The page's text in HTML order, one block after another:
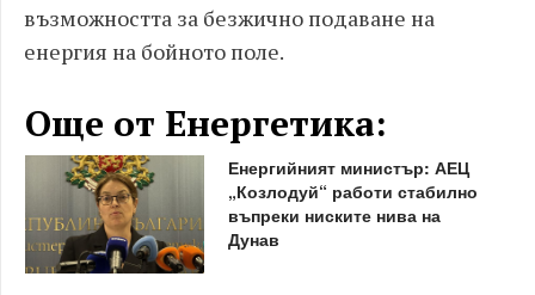
възможността за безжично подаване на
енергия на бойното поле.
Още от Енергетика:
Енергийният министър: АЕЦ
„Козлодуй“ работи стабилно
въпреки ниските нива на
Дунав